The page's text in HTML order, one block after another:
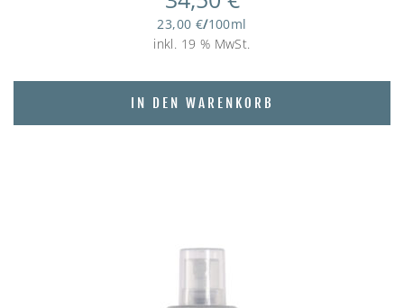
23,00 €/100ml
inkl. 19 % MwSt.
IN DEN WARENKORB